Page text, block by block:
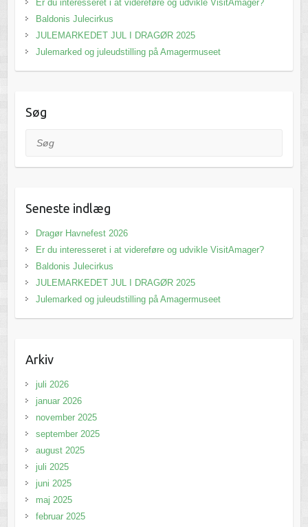
Er du interesseret i at videreføre og udvikle VisitAmager?
Baldonis Julecirkus
JULEMARKEDET JUL I DRAGØR 2025
Julemarked og juleudstilling på Amagermuseet
Søg
Søg
Seneste indlæg
Dragør Havnefest 2026
Er du interesseret i at videreføre og udvikle VisitAmager?
Baldonis Julecirkus
JULEMARKEDET JUL I DRAGØR 2025
Julemarked og juleudstilling på Amagermuseet
Arkiv
juli 2026
januar 2026
november 2025
september 2025
august 2025
juli 2025
juni 2025
maj 2025
februar 2025